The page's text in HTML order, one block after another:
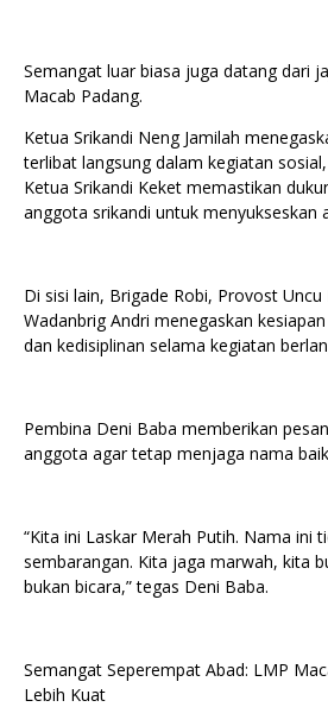
Semangat luar biasa juga datang dari
Macab Padang.
Ketua Srikandi Neng Jamilah
terlibat langsung dalam kegiatan
Ketua Srikandi Keket memastikan
anggota srikandi untuk menyukseskan
Di sisi lain, Brigade Robi, Provost Uncu
Wadanbrig Andri menegaskan
dan kedisiplinan selama kegiatan
Pembina Deni Baba memberikan
anggota agar tetap menjaga nama
“Kita ini Laskar Merah Putih. Nama ini
sembarangan. Kita jaga marwah, kita
bukan bicara,” tegas Deni Baba.
Semangat Seperempat Abad: LMP
Lebih Kuat